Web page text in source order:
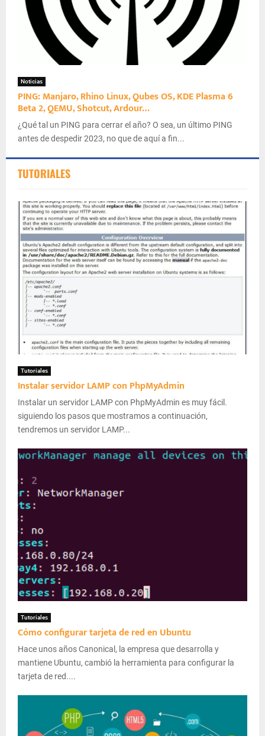
Noticias
PING: Manjaro, Rhino Linux, Qubes OS, KDE Plasma 6
Beta 2, QEMU, Shotcut, Ardour…
¿Qué tal un PING para cerrar el año? O sea, un último PING
antes de despedir 2023, no que de aquí a fin...
TUTORIALES
Tutoriales
Instalar servidor LAMP con PhpMyAdmin
Instalar un servidor LAMP con PhpMyAdmin es muy fácil.
siguiendo los pasos que mostramos a continuación,
tendremos un servidor LAMP...
Tutoriales
Cómo configurar tarjeta de red en Ubuntu
Hace unos años Canonical, la empresa que desarrolla y
mantiene Ubuntu, cambió la herramienta para configurar la
tarjeta de red....